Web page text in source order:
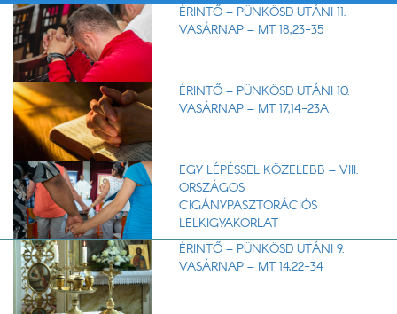
ÉRINTŐ – PÜNKÖSD UTÁNI 11.
VASÁRNAP – MT 18,23-35
ÉRINTŐ – PÜNKÖSD UTÁNI 10.
VASÁRNAP – MT 17,14-23A
EGY LÉPÉSSEL KÖZELEBB – VIII.
ORSZÁGOS
CIGÁNYPASZTORÁCIÓS
LELKIGYAKORLAT
ÉRINTŐ – PÜNKÖSD UTÁNI 9.
VASÁRNAP – MT 14,22-34